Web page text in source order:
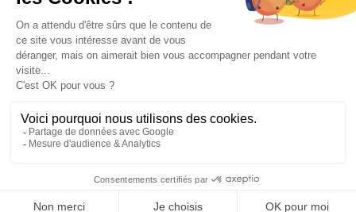
LA CINÉMATHÈQUE · CONTACTS · LETTRE D'INFORMATION ·
MENTIONS LÉGALES
La Cinémathèque de Toulouse
La Cinémathèque de Toulouse © 2015. Tous droits réservés.